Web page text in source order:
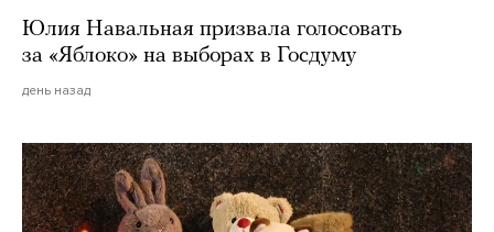
Юлия Навальная призвала голосовать
за «Яблоко» на выборах в Госдуму
день назад